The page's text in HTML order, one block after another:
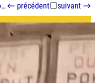
Приветствую вас, товарищ Enfant du Futur Immédiat : L'informatique derrière le Mur ← précédent⬜suivant →